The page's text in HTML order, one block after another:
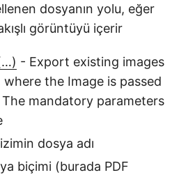
dosyanın yolu, eğer
görüntüyü içerir
- Export existing images
the Image is passed
mandatory parameters
dosya adı
biçimi (burada PDF